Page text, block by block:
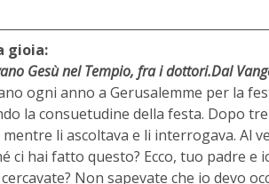
gioia:
Gesù nel Tempio, fra i dottori.Dal
ogni anno a Gerusalemme per la
la consuetudine della festa. Dopo
li ascoltava e li interrogava. Al
ci hai fatto questo? Ecco, tuo padre e
Non sapevate che io devo